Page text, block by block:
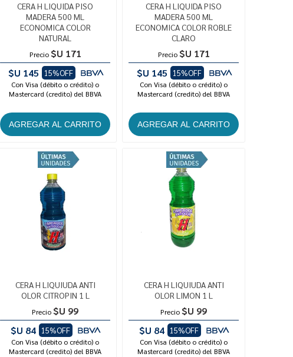
CERA H LIQUIDA PISO
MADERA 500 ML
ECONOMICA COLOR
NATURAL
Precio $U 171
$U 145
15%OFF
Con Visa (débito o crédito) o
Mastercard (credito) del BBVA
CERA H LIQUIDA PISO
MADERA 500 ML
ECONOMICA COLOR ROBLE
CLARO
Precio $U 171
$U 145
15%OFF
Con Visa (débito o crédito) o
Mastercard (credito) del BBVA
CERA H LIQUIUDA ANTI
OLOR CITROPIN 1 L
Precio $U 99
$U 84 15%OFF
Con Visa (débito o crédito) o
Mastercard (credito) del BBVA
CERA H LIQUIUDA ANTI
OLOR LIMON 1 L
Precio $U 99
$U 84 15%OFF
Con Visa (débito o crédito) o
Mastercard (credito) del BBVA